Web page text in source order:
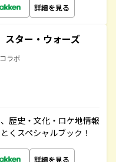
詳細を見る
ター・ウォーズ
ラボ
歴史・文化・ロケ地情報
くスペシャルブック！
詳細を見る